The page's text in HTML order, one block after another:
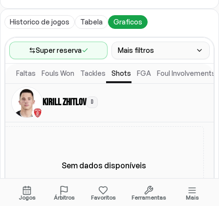
Historico de jogos Tabela Graficos
Super reserva Mais filtros
Faixa de jogos
Ultimos 60 jogos
Local
Faltas Fouls Won Tackles Shots FGA Foul Involvements
Kirill Zhitlov D
Sem dados disponíveis
Jogos Árbitros Favoritos Ferramentas Mais